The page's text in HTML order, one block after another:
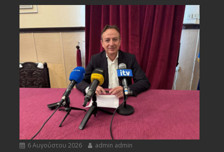
6 Αυγούστου 2026 admin admin